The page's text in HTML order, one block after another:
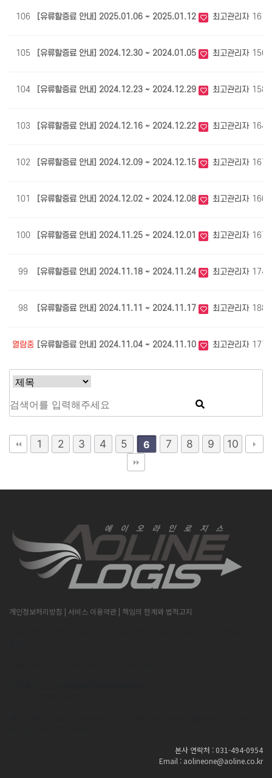
106 [유류할증료 안내] 2025.01.06 ~ 2025.01.12 최고관리자 1614
105 [유류할증료 안내] 2024.12.30 ~ 2024.01.05 최고관리자 1560
104 [유류할증료 안내] 2024.12.23 ~ 2024.12.29 최고관리자 1585
103 [유류할증료 안내] 2024.12.16 ~ 2024.12.22 최고관리자 1642
102 [유류할증료 안내] 2024.12.09 ~ 2024.12.15 최고관리자 1678
101 [유류할증료 안내] 2024.12.02 ~ 2024.12.08 최고관리자 1608
100 [유류할증료 안내] 2024.11.25 ~ 2024.12.01 최고관리자 1675
99 [유류할증료 안내] 2024.11.18 ~ 2024.11.24 최고관리자 1742
98 [유류할증료 안내] 2024.11.11 ~ 2024.11.17 최고관리자 1880
열람중 [유류할증료 안내] 2024.11.04 ~ 2024.11.10 최고관리자 1775
1 2 3 4 5 6 7 8 9 10
개인정보처리방침 | 서비스 이용약관 | 책임의 한계와 법적고지
본사 연락처 : 031-494-0954
Email : aolineone@aoline.co.kr